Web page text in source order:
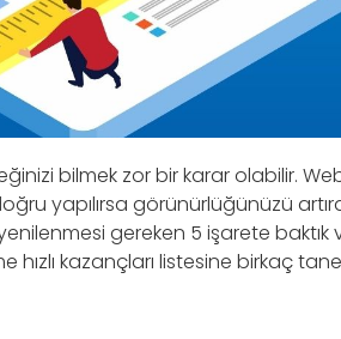
bilmek zor bir karar olabilir.
yapılırsa görünürlüğünüzü
gereken 5 işarete baktık
hızlı kazançları listesine birkaç